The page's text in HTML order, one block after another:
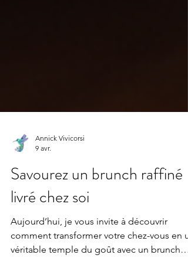
Annick Vivicorsi
9 avr.
Savourez un brunch raffiné
livré chez soi